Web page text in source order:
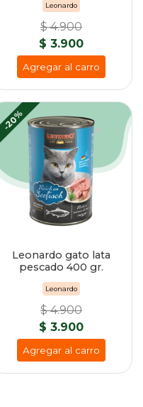
Leonardo
$ 4.900
$ 3.900
Agregar al carro
-20%
Leonardo gato lata
pescado 400 gr.
Leonardo
$ 4.900
$ 3.900
Agregar al carro